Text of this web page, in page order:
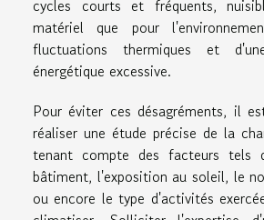
cycles courts et fréquents,
matériel que pour
fluctuations thermiques et
énergétique excessive.
Pour éviter ces désagréments, il
réaliser une étude précise de la
tenant compte des facteurs tels
bâtiment, l'exposition au soleil, le
ou encore le type d'activités